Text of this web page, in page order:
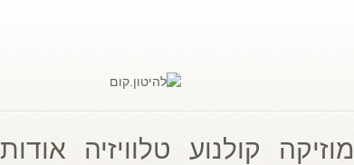
מוזיקה קולנוע טלוויזיה אודות